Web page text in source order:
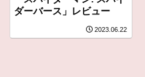
ダーバース」レビュー
2023.06.22